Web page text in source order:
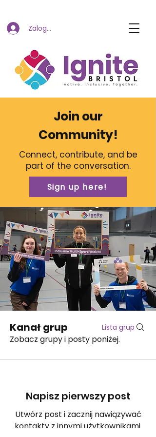
Zaloguj się
Join our
Community!
Connect, contribute, and be
part of the conversation.
Sign up here!
Kanał grup Lista grup
Zobacz grupy i posty poniżej.
Napisz pierwszy post
Utwórz post i zacznij nawiązywać
kontakty z innymi użytkownikami.